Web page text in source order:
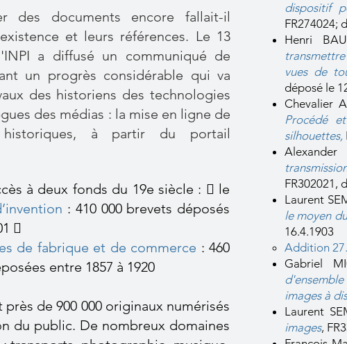
des documents encore fallait-il
et leurs références. Le 13
a diffusé un communiqué de
un progrès considérable qui va
des historiens des technologies
des médias : la mise en ligne de
historiques, à partir du portail
à deux fonds du 19e siècle :  le
: 410 000 brevets déposés

de fabrique et de commerce : 460
entre 1857 à 1920
de 900 000 originaux numérisés
du public. De nombreux domaines
dispositif
FR274024;
Henri
vues de
déposé le
Chevalier
Procédé
silhouettes,
Alexander
FR302021,
Laurent
le moyen
16.4.1903
Addition
Gabriel
images à
Laurent
images,